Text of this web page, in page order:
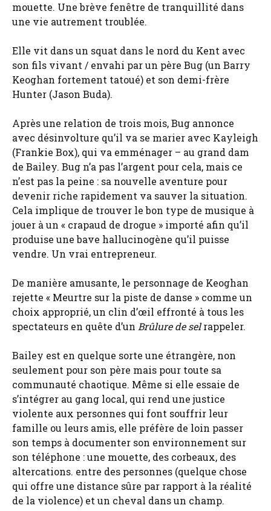
mouette. Une brève fenêtre de tranquillité dans
une vie autrement troublée.
Elle vit dans un squat dans le nord du Kent avec
son fils vivant / envahi par un père Bug (un Barry
Keoghan fortement tatoué) et son demi-frère
Hunter (Jason Buda).
Après une relation de trois mois, Bug annonce
avec désinvolture qu’il va se marier avec Kayleigh
(Frankie Box), qui va emménager – au grand dam
de Bailey. Bug n’a pas l’argent pour cela, mais ce
n’est pas la peine : sa nouvelle aventure pour
devenir riche rapidement va sauver la situation.
Cela implique de trouver le bon type de musique à
jouer à un « crapaud de drogue » importé afin qu’il
produise une bave hallucinogène qu’il puisse
vendre. Un vrai entrepreneur.
De manière amusante, le personnage de Keoghan
rejette « Meurtre sur la piste de danse » comme un
choix approprié, un clin d’œil effronté à tous les
spectateurs en quête d’un Brûlure de selrappeler.
Bailey est en quelque sorte une étrangère, non
seulement pour son père mais pour toute sa
communauté chaotique. Même si elle essaie de
s’intégrer au gang local, qui rend une justice
violente aux personnes qui font souffrir leur
famille ou leurs amis, elle préfère de loin passer
son temps à documenter son environnement sur
son téléphone : une mouette, des corbeaux, des
altercations. entre des personnes (quelque chose
qui offre une distance sûre par rapport à la réalité
de la violence) et un cheval dans un champ.